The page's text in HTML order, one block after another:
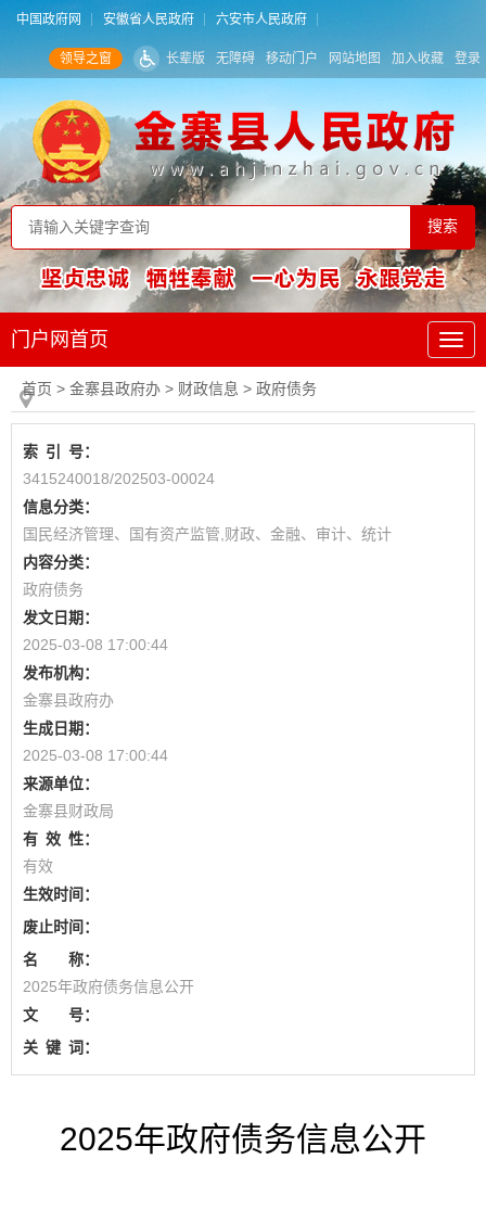
中国政府网 安徽省人民政府 六安市人民政府
领导之窗 长辈版 无障碍 移动门户 网站地图 加入收藏 登录
门户网首页
首页 > 金寨县政府办 > 财政信息 > 政府债务
索 引
号：
3415240018/202503-00024
信息分类：
国民经济管理、国有资产监管,财政、金融、审计、统计
内容分类：
政府债务
发文日期：
2025-03-08 17:00:44
发布机构：
金寨县政府办
生成日期：
2025-03-08 17:00:44
来源单位：
金寨县财政局
有 效 性：
有效
生效时间：
废止时间：
名 称：
2025年政府债务信息公开
文 号：
关 键 词：
2025年政府债务信息公开